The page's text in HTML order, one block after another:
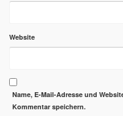
Website
Name, E-Mail-Adresse und
Kommentar speichern.